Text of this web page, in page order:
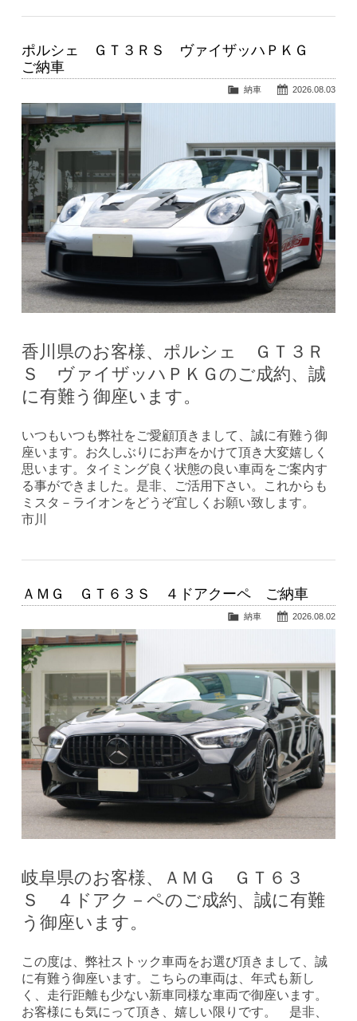
ポルシェ ＧＴ３ＲＳ ヴァイザッハＰＫＧ
ご納車
2026.08.03
納車
香川県のお客様、ポルシェ ＧＴ３Ｒ
Ｓ ヴァイザッハＰＫＧのご成約、誠
に有難う御座います。
いつもいつも弊社をご愛顧頂きまして、誠に有難う御
座います。お久しぶりにお声をかけて頂き大変嬉しく
思います。タイミング良く状態の良い車両をご案内す
る事ができました。是非、ご活用下さい。これからも
ミスタ－ライオンをどうぞ宜しくお願い致します。
市川
ＡＭＧ ＧＴ６３Ｓ ４ドアクーペ ご納車
2026.08.02
納車
岐阜県のお客様、ＡＭＧ ＧＴ６３
Ｓ ４ドアク－ペのご成約、誠に有難
う御座います。
この度は、弊社ストック車両をお選び頂きまして、誠
に有難う御座います。こちらの車両は、年式も新し
く、走行距離も少ない新車同様な車両で御座います。
お客様にも気にって頂き、嬉しい限りです。 是非、